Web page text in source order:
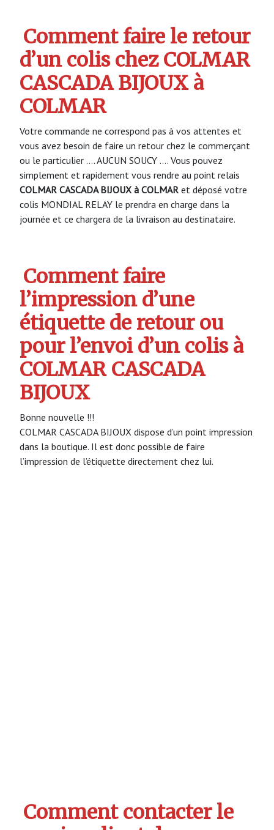
Comment faire le retour
d’un colis chez COLMAR
CASCADA BIJOUX à
COLMAR
Votre commande ne correspond pas à vos attentes et
vous avez besoin de faire un retour chez le commerçant
ou le particulier …. AUCUN SOUCY …. Vous pouvez
simplement et rapidement vous rendre au point relais
COLMAR CASCADA BIJOUX à COLMAR et déposé votre
colis MONDIAL RELAY le prendra en charge dans la
journée et ce chargera de la livraison au destinataire.
Comment faire
l’impression d’une
étiquette de retour ou
pour l’envoi d’un colis à
COLMAR CASCADA
BIJOUX
Bonne nouvelle !!!
COLMAR CASCADA BIJOUX dispose d’un point impression
dans la boutique. Il est donc possible de faire
l’impression de l’étiquette directement chez lui.
Comment contacter le